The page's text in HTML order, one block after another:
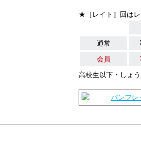
★［レイト］回はレ
通常
会員
高校生以下・しょ
パンフレ